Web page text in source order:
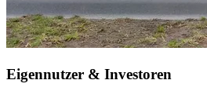
Eigennutzer & Investoren